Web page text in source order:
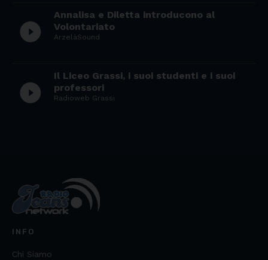
play_circle_filled
Annalisa e Diletta introducono al
Volontariato
ArzelàSound
play_circle_filled
Il Liceo Grassi, i suoi studenti e i suoi
professori
Radioweb Grassi
INFO
Chi Siamo